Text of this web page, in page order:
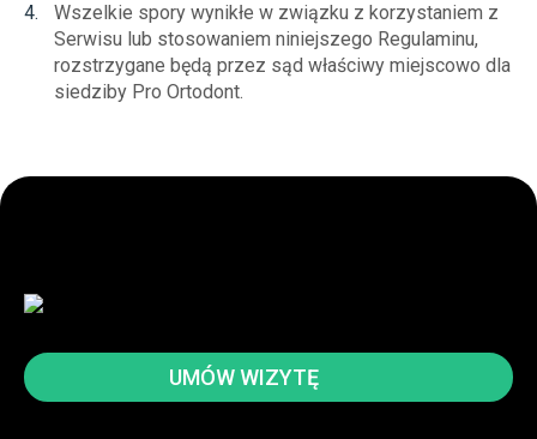
Wszelkie spory wynikłe w związku z korzystaniem z
Serwisu lub stosowaniem niniejszego Regulaminu,
rozstrzygane będą przez sąd właściwy miejscowo dla
siedziby Pro Ortodont.
UMÓW WIZYTĘ